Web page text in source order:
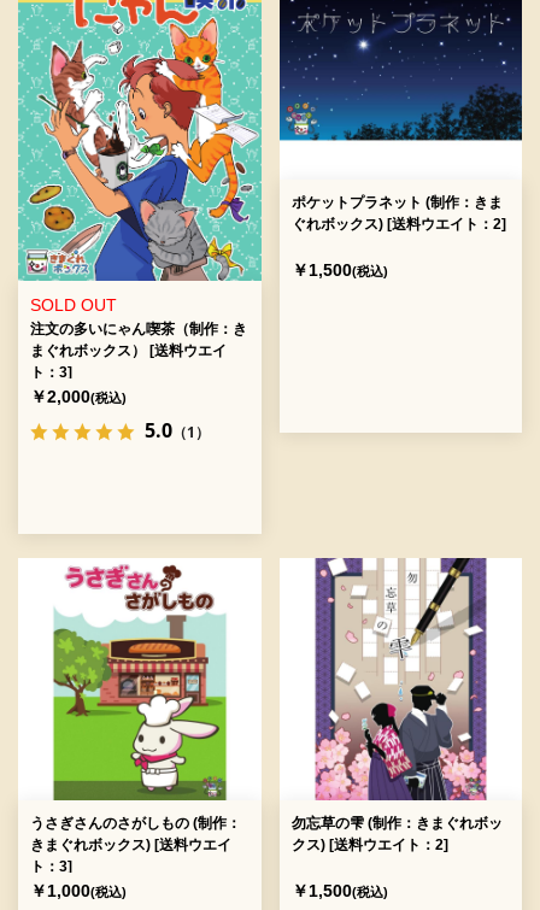
SOLD OUT
注文の多いにゃん喫茶（制作：き
まぐれボックス） [送料ウエイ
ト：3]
￥2,000(税込)
5.0 （1）
ポケットプラネット (制作：きま
ぐれボックス) [送料ウエイト：2]
￥1,500(税込)
うさぎさんのさがしもの (制作：
きまぐれボックス) [送料ウエイ
ト：3]
￥1,000(税込)
勿忘草の雫 (制作：きまぐれボッ
クス) [送料ウエイト：2]
￥1,500(税込)